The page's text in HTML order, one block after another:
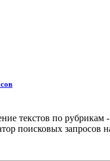
текстов по рубрикам -
поисковых